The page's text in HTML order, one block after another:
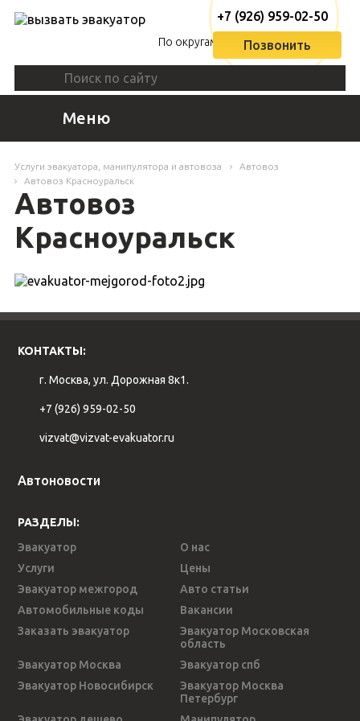
По округам
+7 (926) 959-02-50
Позвонить
Меню
Услуги эвакуатора, манипулятора и автовоза
Автовоз
Автовоз Красноуральск
Автовоз
Красноуральск
КОНТАКТЫ:
г. Москва, ул. Дорожная 8к1.
+7 (926) 959-02-50
vizvat@vizvat-evakuator.ru
Автоновости
РАЗДЕЛЫ:
Эвакуатор
О нас
Услуги
Цены
Эвакуатор межгород
Авто статьи
Автомобильные коды
Вакансии
Заказать эвакуатор
Эвакуатор Московская
область
Эвакуатор Москва
Эвакуатор спб
Эвакуатор Новосибирск
Эвакуатор Москва
Петербург